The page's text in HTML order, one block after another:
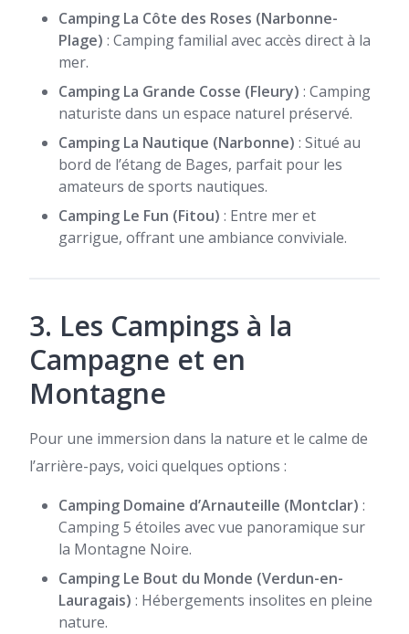
Camping La Côte des Roses (Narbonne-
Plage) : Camping familial avec accès direct à la
mer.
Camping La Grande Cosse (Fleury) : Camping
naturiste dans un espace naturel préservé.
Camping La Nautique (Narbonne) : Situé au
bord de l’étang de Bages, parfait pour les
amateurs de sports nautiques.
Camping Le Fun (Fitou) : Entre mer et
garrigue, offrant une ambiance conviviale.
3. Les Campings à la
Campagne et en
Montagne
Pour une immersion dans la nature et le calme de
l’arrière-pays, voici quelques options :
Camping Domaine d’Arnauteille (Montclar) :
Camping 5 étoiles avec vue panoramique sur
la Montagne Noire.
Camping Le Bout du Monde (Verdun-en-
Lauragais) : Hébergements insolites en pleine
nature.